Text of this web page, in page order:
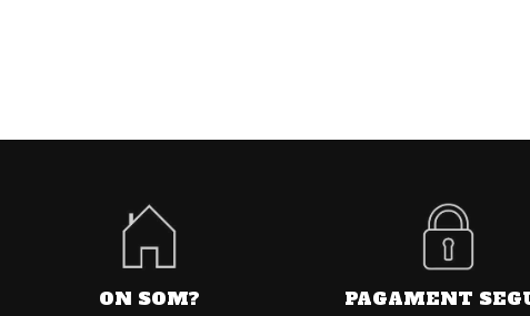
ON SOM? PAGAMENT